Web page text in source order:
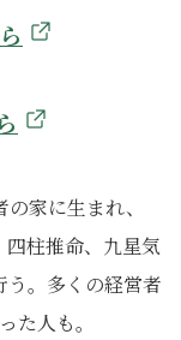
家に生まれ、
柱推命、九星気
。多くの経営者
た人も。